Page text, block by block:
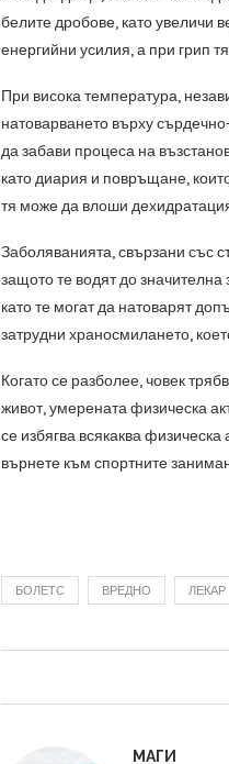
белите дробове, като увеличи
енергийни усилия, а при грип
При висока температура,
натоварването върху
да забави процеса на
като диария и повръщане,
тя може да влоши
Заболяванията, свързани със
защото те водят до
като те могат да натоварят
затрудни храносмилането,
Когато се разболее, човек
живот, умерената физическа
се избягва всякаква
върнете към спортните
БОЛЕТС ВРЕДНО ЛЕКАР
МАГИ